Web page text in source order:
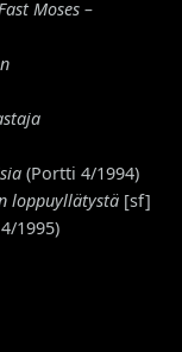
Moses –
(Portti 4/1994)
loppuyllätystä [sf]
1995)